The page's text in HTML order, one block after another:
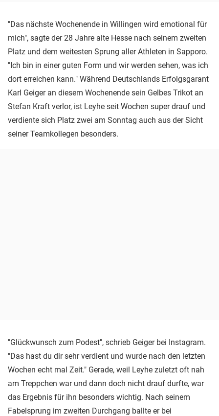
"Das nächste Wochenende in Willingen wird emotional für
mich", sagte der 28 Jahre alte Hesse nach seinem zweiten
Platz und dem weitesten Sprung aller Athleten in Sapporo.
"Ich bin in einer guten Form und wir werden sehen, was ich
dort erreichen kann." Während Deutschlands Erfolgsgarant
Karl Geiger an diesem Wochenende sein Gelbes Trikot an
Stefan Kraft verlor, ist Leyhe seit Wochen super drauf und
verdiente sich Platz zwei am Sonntag auch aus der Sicht
seiner Teamkollegen besonders.
"Glückwunsch zum Podest", schrieb Geiger bei Instagram.
"Das hast du dir sehr verdient und wurde nach den letzten
Wochen echt mal Zeit." Gerade, weil Leyhe zuletzt oft nah
am Treppchen war und dann doch nicht drauf durfte, war
das Ergebnis für ihn besonders wichtig. Nach seinem
Fabelsprung im zweiten Durchgang ballte er bei